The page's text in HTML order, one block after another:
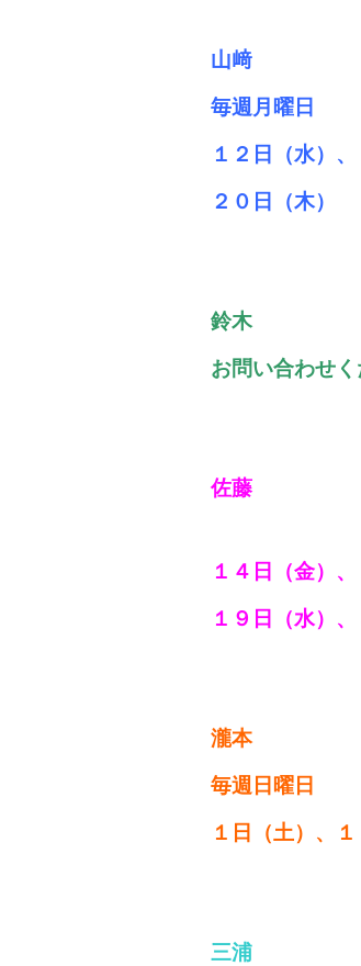
山﨑
毎週月曜日
１２日（水）、
２０日（木）
鈴木
お問い合わせ
佐藤
１４日（金）
１９日（水）、
瀧本
毎週日曜日
１日（土）、１
三浦